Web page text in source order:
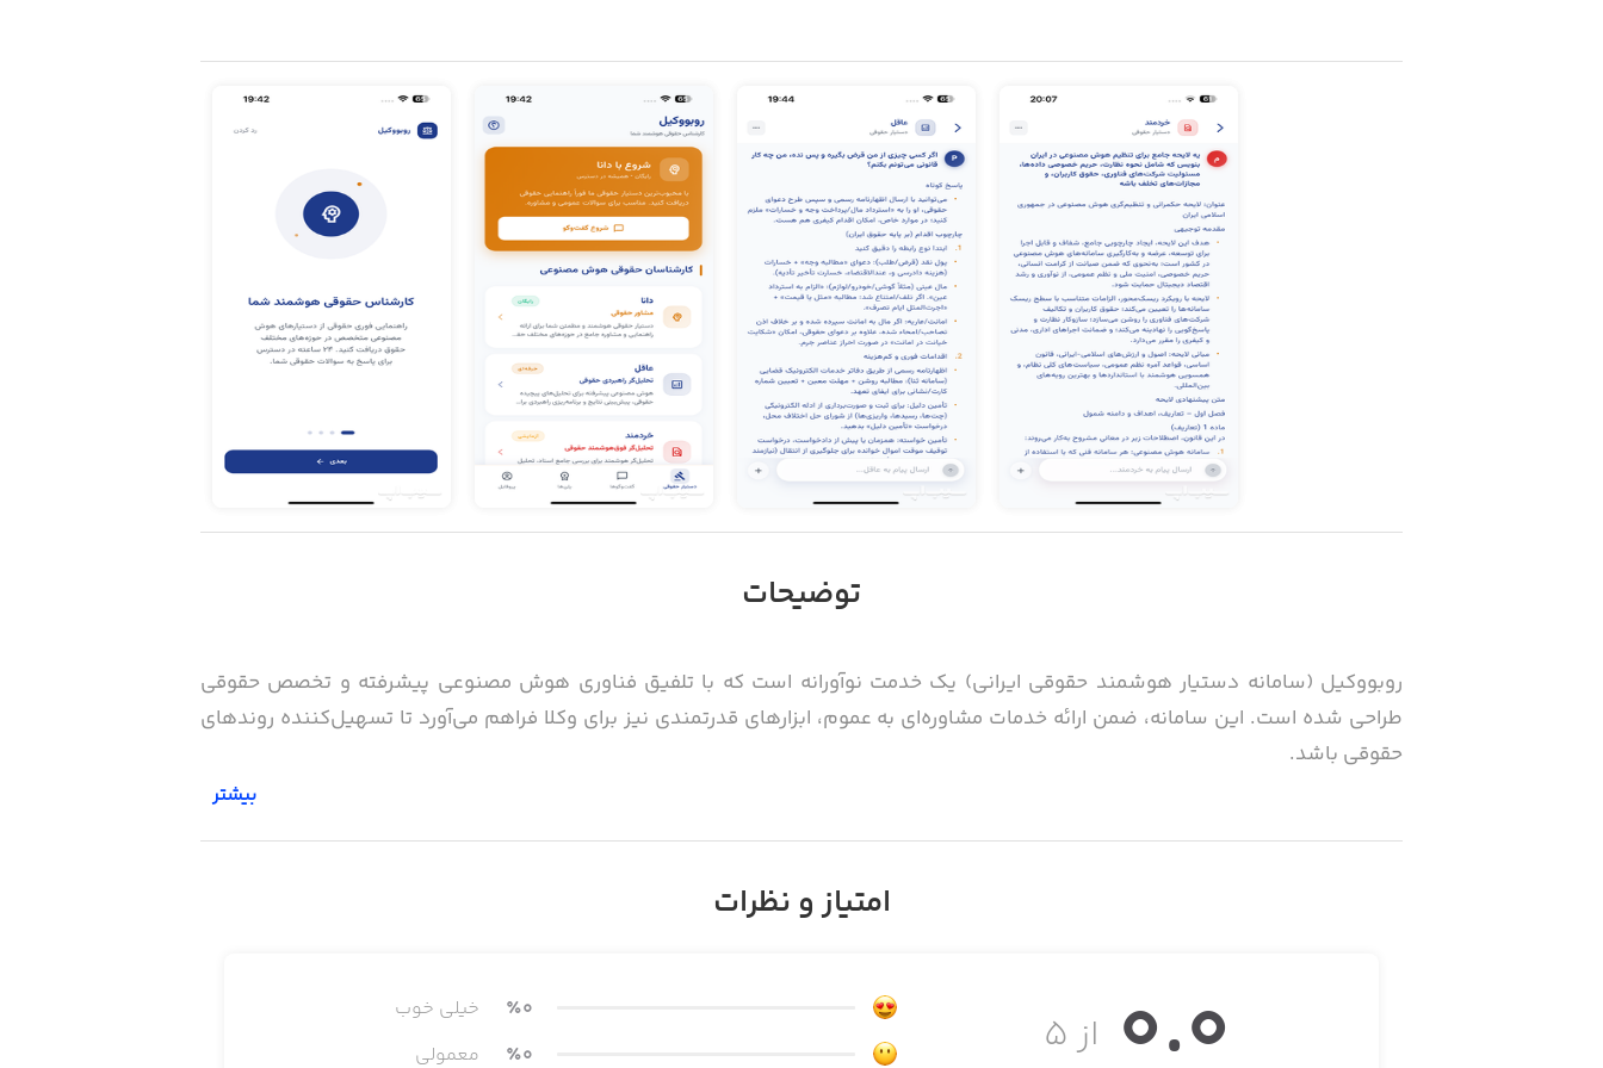
توضیحات
روبووکیل (سامانه دستیار هوشمند حقوقی ایرانی) یک خدمت نوآورانه است که با تلفیق فناوری هوش مصنوعی پیشرفته و تخصص حقوقی
طراحی شده است. این سامانه، ضمن ارائه خدمات مشاوره‌ای به عموم، ابزارهای قدرتمندی نیز برای وکلا فراهم می‌آورد تا تسهیل‌کننده روندهای
حقوقی باشد.
این سرویس با بهره‌گیری از مدل‌های هوشمند قادر است به پرسش‌های حقوقی کاربران پاسخ دهد، در هر زمان از شبانه‌روز و بدون محدودیت
بیشتر
امتیاز و نظرات
از ۵ 0.0 ٪0
خیلی خوب
٪0
معمولی